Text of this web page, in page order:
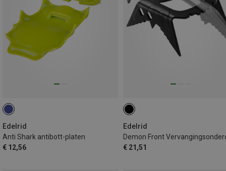
Edelrid
Anti Shark antibott-platen
€ 12,56
Edelrid
Demon Front
€ 21,51